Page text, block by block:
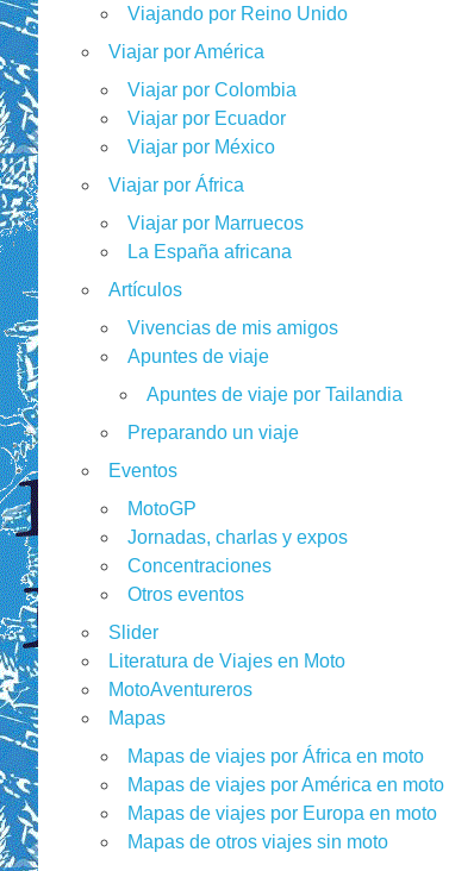
Viajando por Reino Unido
Viajar por América
Viajar por Colombia
Viajar por Ecuador
Viajar por México
Viajar por África
Viajar por Marruecos
La España africana
Artículos
Vivencias de mis amigos
Apuntes de viaje
Apuntes de viaje por Tailandia
Preparando un viaje
Eventos
MotoGP
Jornadas, charlas y expos
Concentraciones
Otros eventos
Slider
Literatura de Viajes en Moto
MotoAventureros
Mapas
Mapas de viajes por África en moto
Mapas de viajes por América en moto
Mapas de viajes por Europa en moto
Mapas de otros viajes sin moto